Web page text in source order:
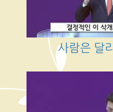
사람은 달